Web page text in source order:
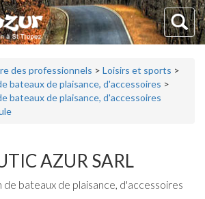
des professionnels > Loisirs et sports >
bateaux de plaisance, d'accessoires >
bateaux de plaisance, d'accessoires
AZUR SARL
bateaux de plaisance, d'accessoires